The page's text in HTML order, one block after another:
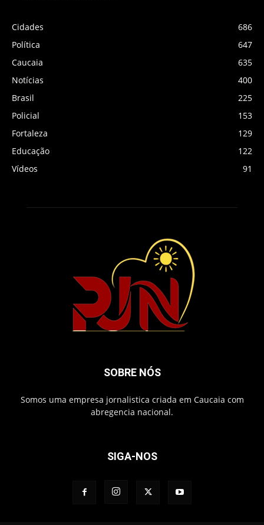
Cidades
686
Política
647
Caucaia
635
Notícias
400
Brasil
225
Policial
153
Fortaleza
129
Educação
122
Vídeos
91
SOBRE NÓS
Somos uma empresa jornalistica criada em Caucaia com
abregencia nacional.
SIGA-NOS